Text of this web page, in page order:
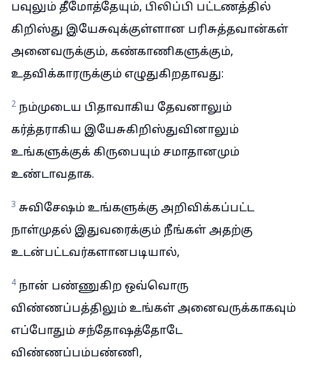
பவுலும் தீமோத்தேயும், பிலிப்பி பட்டணத்தில்
கிறிஸ்து இயேசுவுக்குள்ளான பரிசுத்தவான்கள்
அனைவருக்கும், கண்காணிகளுக்கும்,
உதவிக்காரருக்கும் எழுதுகிறதாவது:
2 நம்முடைய பிதாவாகிய தேவனாலும்
கர்த்தராகிய இயேசுகிறிஸ்துவினாலும்
உங்களுக்குக் கிருபையும் சமாதானமும்
உண்டாவதாக.
3 சுவிசேஷம் உங்களுக்கு அறிவிக்கப்பட்ட
நாள்முதல் இதுவரைக்கும் நீங்கள் அதற்கு
உடன்பட்டவர்களானபடியால்,
4 நான் பண்ணுகிற ஒவ்வொரு
விண்ணப்பத்திலும் உங்கள் அனைவருக்காகவும்
எப்போதும் சந்தோஷத்தோடே
விண்ணப்பம்பண்ணி,